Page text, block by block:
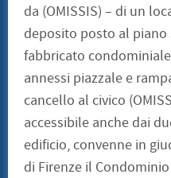
da (OMISSIS) – di un
deposito posto al
fabbricato
annessi piazzale e
cancello al civico
accessibile anche dai
edificio, convenne in
di Firenze il